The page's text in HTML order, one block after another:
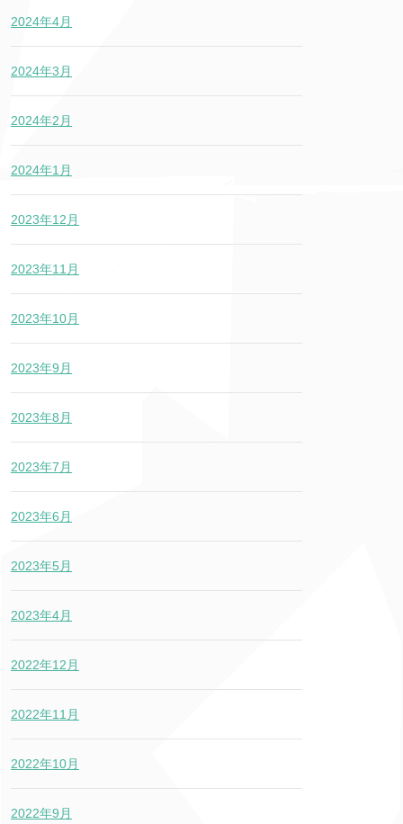
2024年4月
2024年3月
2024年2月
2024年1月
2023年12月
2023年11月
2023年10月
2023年9月
2023年8月
2023年7月
2023年6月
2023年5月
2023年4月
2022年12月
2022年11月
2022年10月
2022年9月